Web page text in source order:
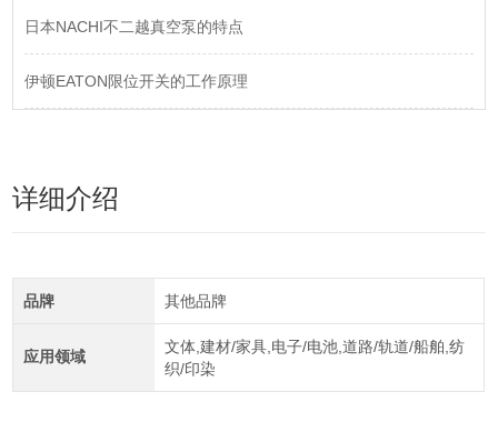
日本NACHI不二越真空泵的特点
伊顿EATON限位开关的工作原理
详细介绍
品牌 其他品牌
应用领域
文体,建材/家具,电子/电池,道路/轨道/船舶,纺
织/印染